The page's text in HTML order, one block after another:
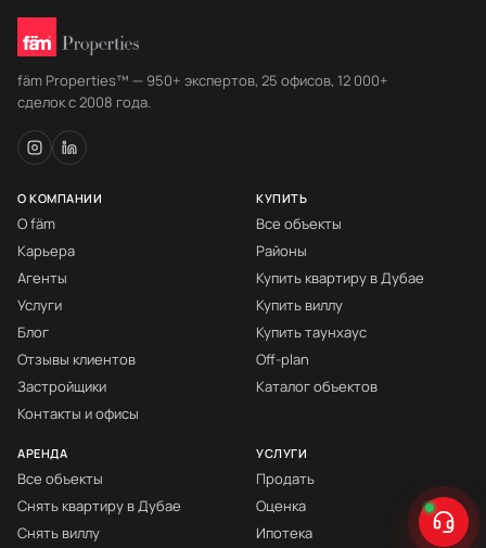
fäm Properties™ — 950+ экспертов, 25 офисов, 12 000+
сделок с 2008 года.
О КОМПАНИИ
О fäm
Карьера
Агенты
Услуги
Блог
Отзывы клиентов
Застройщики
Контакты и офисы
КУПИТЬ
Все объекты
Районы
Купить квартиру в Дубае
Купить виллу
Купить таунхаус
Off-plan
Каталог объектов
АРЕНДА
Все объекты
Снять квартиру в Дубае
Снять виллу
УСЛУГИ
Продать
Оценка
Ипотека